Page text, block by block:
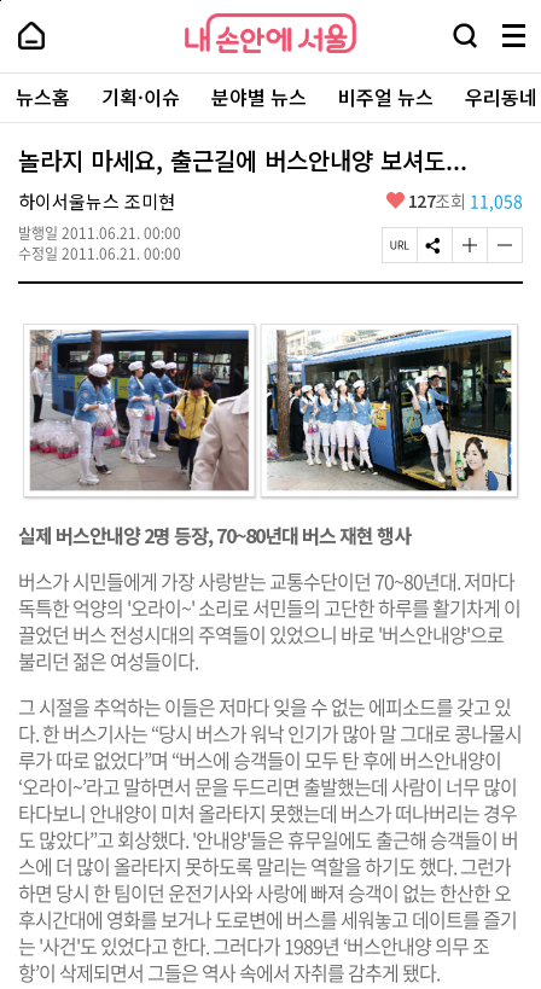
본
로
가
내
손
안
에
서
울
-
서
울
시
대
표
소
포
털
내
손
에
울
검
창
열
기
메
뉴
전
체
보
주
요
서
뉴스홈 기획·이슈 분야별 뉴스 비주얼 뉴스 우리동
놀라지 마세요, 출근길에 버스안내양 보셔도...
하이서울뉴스 조미현
발행일 2011.06.21. 00:00
수정일 2011.06.21. 00:00
좋
요
127조회 11,058
페
이
R
L
복
사
S
N
유
하
기
글
자
크
게
변
경
하
기
글
자
작
게
변
경
하
기
실제 버스안내양 2명 등장, 70~80년대 버스 재현 행사
버스가 시민들에게 가장 사랑받는 교통수단이던 70~80년대. 저마다
독특한 억양의 '오라이~' 소리로 서민들의 고단한 하루를 활기차게 이
끌었던 버스 전성시대의 주역들이 있었으니 바로 '버스안내양'으로
불리던 젊은 여성들이다.
그 시절을 추억하는 이들은 저마다 잊을 수 없는 에피소드를 갖고 있
다. 한 버스기사는 “당시 버스가 워낙 인기가 많아 말 그대로 콩나물시
루가 따로 없었다”며 “버스에 승객들이 모두 탄 후에 버스안내양이
‘오라이~’라고 말하면서 문을 두드리면 출발했는데 사람이 너무 많이
타다보니 안내양이 미처 올라타지 못했는데 버스가 떠나버리는 경우
도 많았다”고 회상했다. '안내양'들은 휴무일에도 출근해 승객들이 버
스에 더 많이 올라타지 못하도록 말리는 역할을 하기도 했다. 그런가
하면 당시 한 팀이던 운전기사와 사랑에 빠져 승객이 없는 한산한 오
후시간대에 영화를 보거나 도로변에 버스를 세워놓고 데이트를 즐기
는 '사건'도 있었다고 한다. 그러다가 1989년 ‘버스안내양 의무 조
항’이 삭제되면서 그들은 역사 속에서 자취를 감추게 됐다.
페
상
단
로